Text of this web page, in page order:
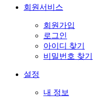
회원서비스
회원가입
로그인
아이디 찾기
비밀번호 찾기
설정
내 정보